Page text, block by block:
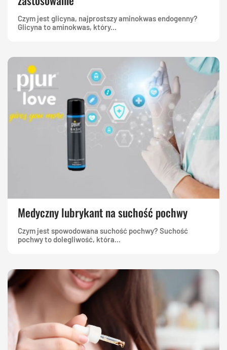
Czym jest glicyna, najprostszy aminokwas endogenny?
Glicyna to aminokwas, który...
Medyczny lubrykant na suchość pochwy
Czym jest spowodowana suchość pochwy? Suchość
pochwy to dolegliwość, która...